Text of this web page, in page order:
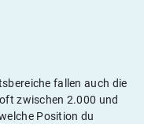
fallen auch die
zwischen 2.000 und
Position du